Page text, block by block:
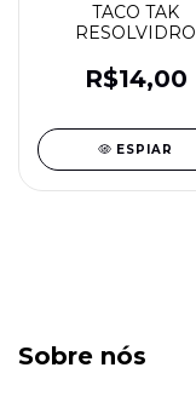
TACO TAK
RESOLVIDRO
RESOLVIDRO
R$14,00
ESPIAR
Sobre nós